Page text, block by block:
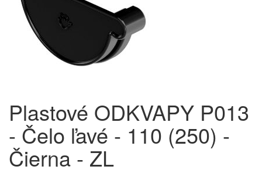
Plastové ODKVAPY P013
- Čelo ľavé - 110 (250) -
Čierna - ZL